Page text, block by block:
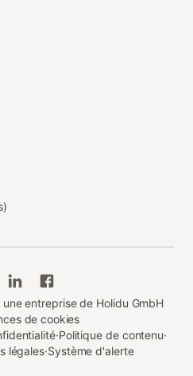
entreprise de Holidu GmbH
de cookies
·Politique de contenu·
légales·Système d'alerte